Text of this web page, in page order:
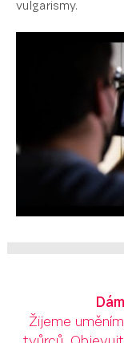
vulgarismy.
Žijeme